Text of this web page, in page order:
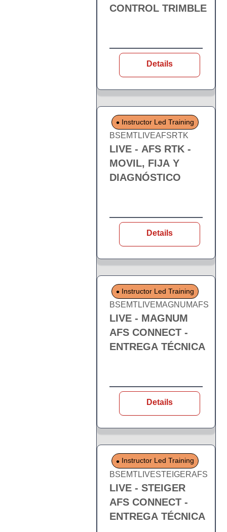
CONTROL TRIMBLE
Details
Instructor Led Training
BSEMTLIVEAFSRTK
LIVE - AFS RTK -
MOVIL, FIJA Y
DIAGNÓSTICO
Details
Instructor Led Training
BSEMTLIVEMAGNUMAFS
LIVE - MAGNUM
AFS CONNECT -
ENTREGA TÉCNICA
Details
Instructor Led Training
BSEMTLIVESTEIGERAFS
LIVE - STEIGER
AFS CONNECT -
ENTREGA TÉCNICA